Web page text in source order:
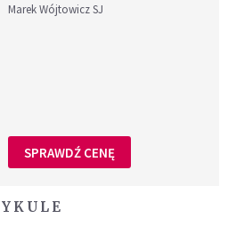
Marek Wójtowicz SJ
SPRAWDŹ CENĘ